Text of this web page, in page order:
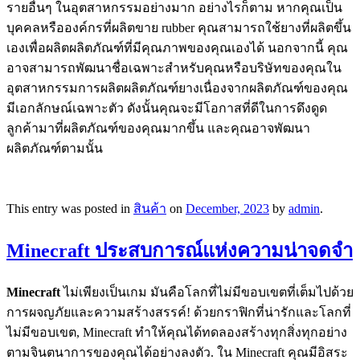
รายอื่นๆ ในอุตสาหกรรมอย่างมาก อย่างไรก็ตาม หากคุณเป็น
บุคคลหรือองค์กรที่ผลิตขาย rubber คุณสามารถใช้ยางที่ผลิตขึ้น
เองเพื่อผลิตผลิตภัณฑ์ที่มีคุณภาพของคุณเองได้ นอกจากนี้ คุณ
อาจสามารถพัฒนาชื่อเฉพาะสำหรับคุณหรือบริษัทของคุณใน
อุตสาหกรรมการผลิตผลิตภัณฑ์ยางเนื่องจากผลิตภัณฑ์ของคุณ
มีเอกลักษณ์เฉพาะตัว ดังนั้นคุณจะมีโอกาสที่ดีในการดึงดูด
ลูกค้ามาที่ผลิตภัณฑ์ของคุณมากขึ้น และคุณอาจพัฒนา
ผลิตภัณฑ์ตามนั้น
This entry was posted in สินค้า on December, 2023 by admin.
Minecraft ประสบการณ์แห่งความน่าจดจำ
Minecraftไม่เพียงเป็นเกม มันคือโลกที่ไม่มีขอบเขตที่เต็มไปด้วย
การผจญภัยและความสร้างสรรค์! ด้วยกราฟิกที่น่ารักและโลกที่
ไม่มีขอบเขต, Minecraft ทำให้คุณได้ทดลองสร้างทุกสิ่งทุกอย่าง
ตามจินตนาการของคุณได้อย่างลงตัว. ใน Minecraft คุณมีอิสระ